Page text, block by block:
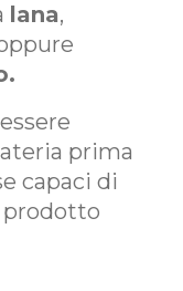
lana,
prima
capaci di
prodotto